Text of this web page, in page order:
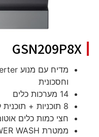
GSN209P8X
וחסכונית
14 מערכות כלים
8 תוכניות + תוכנית לניקוי עצמי
חצי כמות כלים
ממטרת POWER WASH נוספת